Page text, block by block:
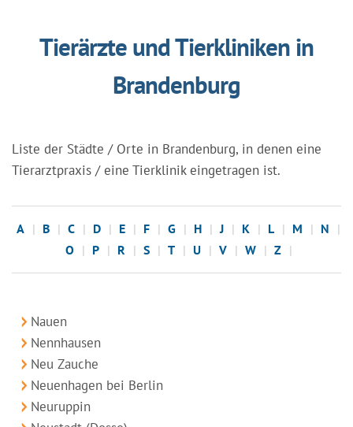
Tierärzte und Tierkliniken in
Brandenburg
Liste der Städte / Orte in Brandenburg, in denen eine
Tierarztpraxis / eine Tierklinik eingetragen ist.
A B C D E F G H J K L M
N
O
P R S T U V W Z
Nauen
Nennhausen
Neu Zauche
Neuenhagen bei Berlin
Neuruppin